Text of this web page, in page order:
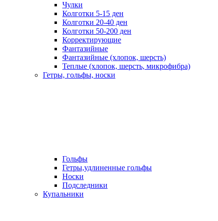
Чулки
Колготки 5-15 ден
Колготки 20-40 ден
Колготки 50-200 ден
Корректирующие
Фантазийные
Фантазийные (хлопок, шерсть)
Теплые (хлопок, шерсть, микрофибра)
Гетры, гольфы, носки
Гольфы
Гетры,удлиненные гольфы
Носки
Подследники
Купальники